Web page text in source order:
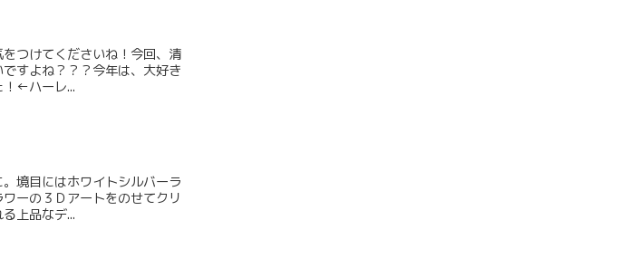
つけてくださいね！今回、清
すよね？？？今年は、大好き
！←ハーレ...
境目にはホワイトシルバーラ
ーの３Ｄアートをのせてクリ
上品なデ...